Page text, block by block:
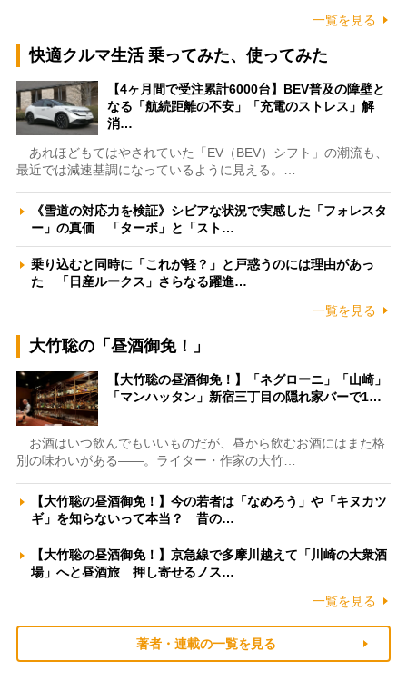
一覧を見る
快適クルマ生活 乗ってみた、使ってみた
【4ヶ月間で受注累計6000台】BEV普及の障壁と
なる「航続距離の不安」「充電のストレス」解
消…
あれほどもてはやされていた「EV（BEV）シフト」の潮流も、
最近では減速基調になっているように見える。…
《雪道の対応力を検証》シビアな状況で実感した「フォレスタ
ー」の真価 「ターボ」と「スト…
乗り込むと同時に「これが軽？」と戸惑うのには理由があっ
た 「日産ルークス」さらなる躍進…
一覧を見る
大竹聡の「昼酒御免！」
【大竹聡の昼酒御免！】「ネグローニ」「山崎」
「マンハッタン」新宿三丁目の隠れ家バーで1…
お酒はいつ飲んでもいいものだが、昼から飲むお酒にはまた格
別の味わいがある――。ライター・作家の大竹…
【大竹聡の昼酒御免！】今の若者は「なめろう」や「キヌカツ
ギ」を知らないって本当？ 昔の…
【大竹聡の昼酒御免！】京急線で多摩川越えて「川崎の大衆酒
場」へと昼酒旅 押し寄せるノス…
一覧を見る
著者・連載の一覧を見る